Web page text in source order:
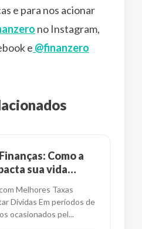
e para nos acionar
no Instagram,
e @finanzero
Como a
sua vida
Melhores Taxas
Dívidas Em períodos de
ocasionados pel...